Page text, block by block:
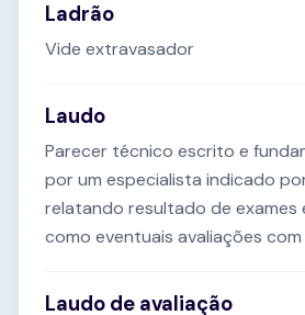
Ladrão
Vide extravasador
Laudo
Parecer técnico escrito e
por um especialista indicado
relatando resultado de exames
como eventuais avaliações
Laudo de avaliação